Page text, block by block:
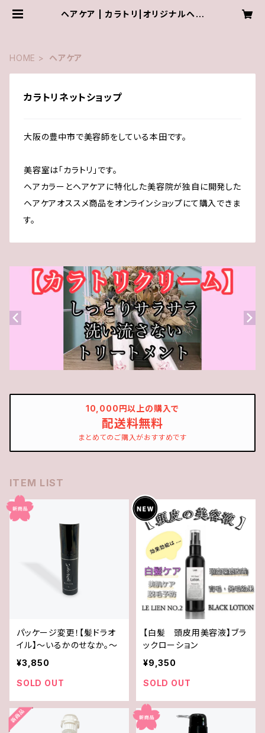
ヘアケア | カラトリ|オリジナルヘア
HOME ヘアケア
カラトリネットショップ
大阪の豊中市で美容師をしている本田です。
美容室は「カラトリ」です。
ヘアカラーとヘアケアに特化した美容院が独自に開発した
ヘアケアオススメ商品をオンラインショップにて購入できま
す。
10,000円以上の購入で
配送料無料
まとめてのご購入がおすすめです
ITEM LIST
パッケージ変更！【髪ドラオ
イル】〜いるかのせなか。〜
¥3,850
SOLD OUT
【白髪 頭皮用美容液】ブラ
ックローション
¥9,350
SOLD OUT